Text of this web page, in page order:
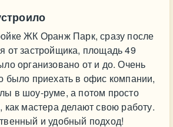
ЖК Оранж Парк, сразу после
от застройщика, площадь 49
организовано от и до. Очень
было приехать в офис компании,
в шоу-руме, а потом просто
как мастера делают свою работу.
и удобный подход!